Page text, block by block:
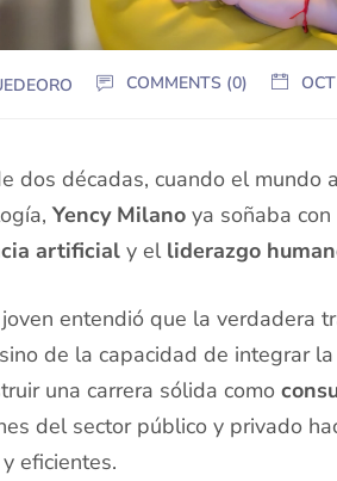
COMMENTS (0)
dos décadas, cuando el
Yency Milano ya soñaba
artificial y el liderazgo
entendió que la verdadera
de la capacidad de integrar
una carrera sólida como
del sector público y privado
eficientes.